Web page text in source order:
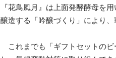
『花鳥風月』は上面発酵酵母を
醸造する「吟醸づくり」により
これまでも「ギフトセットの